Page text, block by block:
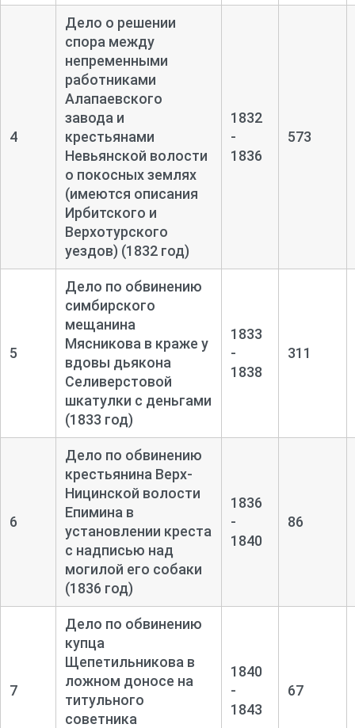
4
Дело о решении
спора между
непременными
работниками
Алапаевского
завода и
крестьянами
Невьянской волости
о покосных землях
(имеются описания
Ирбитского и
Верхотурского
уездов) (1832 год)
1832
-
1836
573
5
Дело по обвинению
симбирского
мещанина
Мясникова в краже у
вдовы дьякона
Селиверстовой
шкатулки с деньгами
(1833 год)
1833
-
1838
311
6
Дело по обвинению
крестьянина Верх-
Ницинской волости
Епимина в
установлении креста
с надписью над
могилой его собаки
(1836 год)
1836
-
1840
86
7
Дело по обвинению
купца
Щепетильникова в
ложном доносе на
титульного
советника
1840
-
1843
67